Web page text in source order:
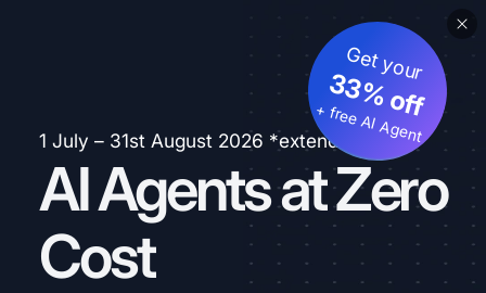
1 July – 31st August 2026 *extended
AI Agents at Zero
Cost
Get your
33% off
+ free AI Agent